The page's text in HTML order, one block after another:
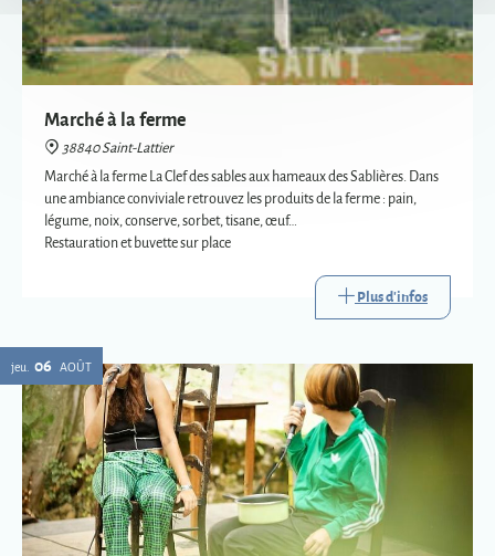
Marché à la ferme
38840 Saint-Lattier
Marché à la ferme La Clef des sables aux hameaux des Sablières. Dans
une ambiance conviviale retrouvez les produits de la ferme : pain,
légume, noix, conserve, sorbet, tisane, œuf…
Restauration et buvette sur place
Plus d'infos
jeu. 06 AOÛT